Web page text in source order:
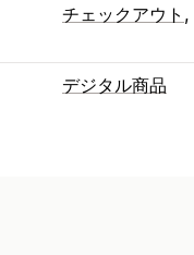
チェックアウト
デジタル商品